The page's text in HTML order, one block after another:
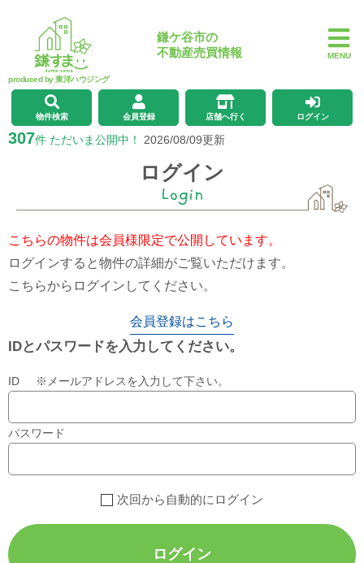
produced by 東洋ハウジング
鎌ケ谷市の
不動産売買情報
MENU
物件検索 会員登録 店舗へ行く ログイン
307件 ただいま公開中！ 2026/08/09更新
ログイン
Login
こちらの物件は会員様限定で公開しています。
ログインすると物件の詳細がご覧いただけます。
こちらからログインしてください。
会員登録はこちら
IDとパスワードを入力してください。
ID ※メールアドレスを入力して下さい。
パスワード
次回から自動的にログイン
ログイン